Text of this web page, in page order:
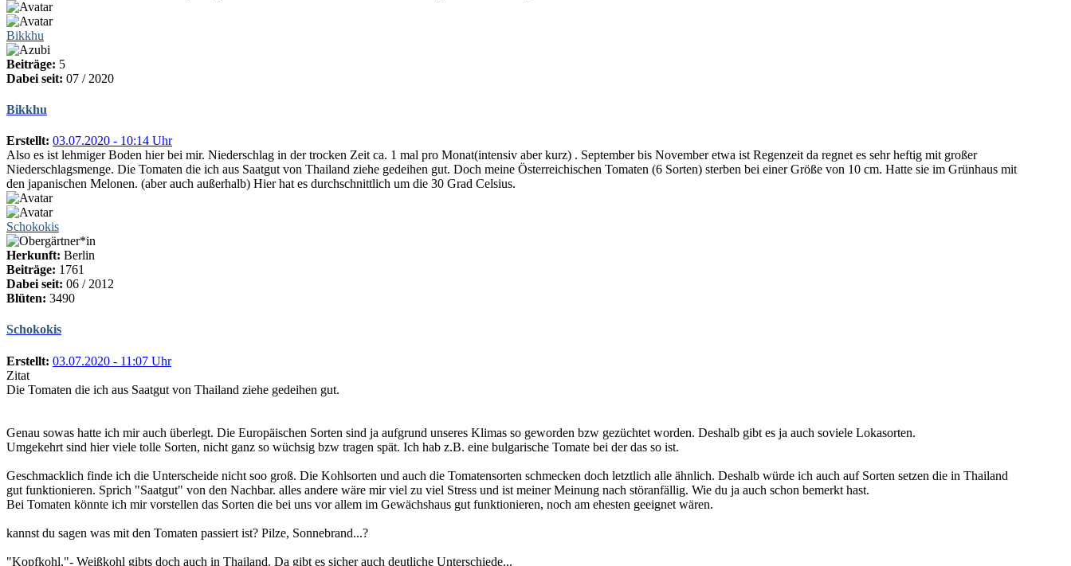
Bikkhu
Beiträge: 5
Dabei seit: 07 / 2020
Bikkhu
Erstellt: 03.07.2020 - 10:14 Uhr
Also es ist lehmiger Boden hier bei mir. Niederschlag in der trocken Zeit ca. 1 mal pro Monat(intensiv aber kurz) . September bis November etwa ist Regenzeit da regnet es sehr heftig mit großer
Niederschlagsmenge. Die Tomaten die ich aus Saatgut von Thailand ziehe gedeihen gut. Doch meine Österreichischen Tomaten (6 Sorten) sterben bei einer Größe von 10 cm. Hatte sie im Grünhaus mit
den japanischen Melonen. (aber auch außerhalb) Hier hat es durchschnittlich um die 30 Grad Celsius.
Schokokis
Herkunft: Berlin
Beiträge: 1761
Dabei seit: 06 / 2012
Blüten: 3490
Schokokis
Erstellt: 03.07.2020 - 11:07 Uhr
Zitat
Die Tomaten die ich aus Saatgut von Thailand ziehe gedeihen gut.
Genau sowas hatte ich mir auch überlegt. Die Europäischen Sorten sind ja aufgrund unseres Klimas so geworden bzw gezüchtet worden. Deshalb gibt es ja auch soviele Lokasorten.
Umgekehrt sind hier viele tolle Sorten, nicht ganz so wüchsig bzw tragen spät. Ich hab z.B. eine bulgarische Tomate bei der das so ist.
Geschmacklich finde ich die Unterscheide nicht soo groß. Die Kohlsorten und auch die Tomatensorten schmecken doch letztlich alle ähnlich. Deshalb würde ich auch auf Sorten setzen die in Thailand
gut funktionieren. Sprich "Saatgut" von den Nachbar. alles andere wäre mir viel zu viel Stress und ist meiner Meinung nach störanfällig. Wie du ja auch schon bemerkt hast.
Bei Tomaten könnte ich mir vorstellen das Sorten die bei uns vor allem im Gewächshaus gut funktionieren, noch am ehesten geeignet wären.
kannst du sagen was mit den Tomaten passiert ist? Pilze, Sonnebrand...?
"Kopfkohl,"- Weißkohl gibts doch auch in Thailand. Da gibt es sicher auch deutliche Unterschiede...